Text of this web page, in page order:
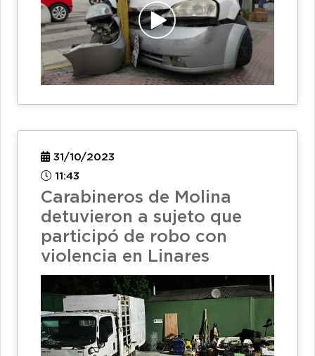
31/10/2023
11:43
Carabineros de Molina
detuvieron a sujeto que
participó de robo con
violencia en Linares